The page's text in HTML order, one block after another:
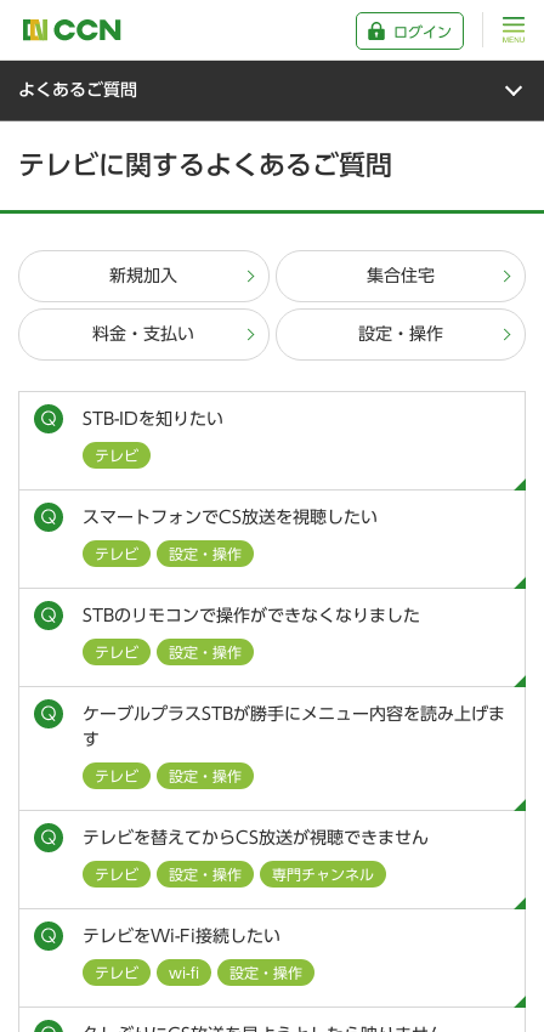
ログイン
よくあるご質問
テレビに関するよくあるご質問
新規加入 集合住宅
料金・支払い 設定・操作
STB-IDを知りたい
テレビ
スマートフォンでCS放送を視聴したい
テレビ 設定・操作
STBのリモコンで操作ができなくなりました
テレビ 設定・操作
ケーブルプラスSTBが勝手にメニュー内容を読み上げま
す
テレビ 設定・操作
テレビを替えてからCS放送が視聴できません
テレビ 設定・操作 専門チャンネル
テレビをWi-Fi接続したい
テレビ wi-fi 設定・操作